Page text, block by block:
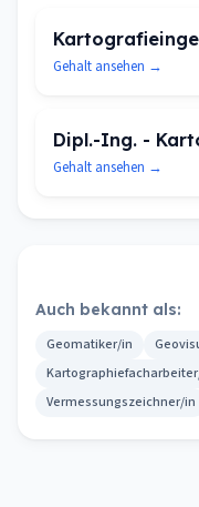
Gehalt ansehen →
Dipl.-Ing. -
Gehalt ansehen →
Auch bekannt als:
Geomatiker/in
Vermessungszeichner/in